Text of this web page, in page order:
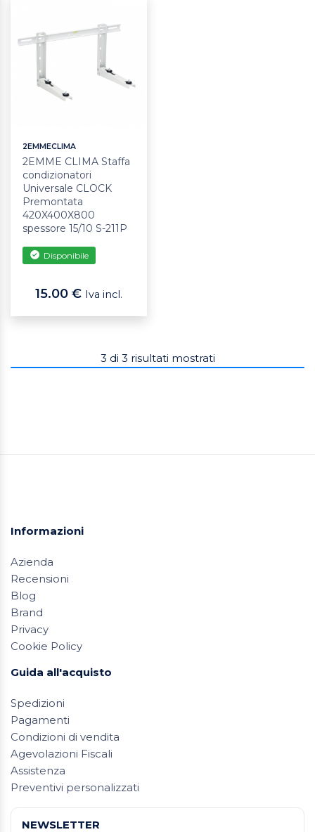
2EMMECLIMA
2EMME CLIMA Staffa
condizionatori
Universale CLOCK
Premontata
420X400X800
spessore 15/10 S-211P
Disponibile
15.00 € Iva incl.
3 di 3 risultati mostrati
Informazioni
Azienda
Recensioni
Blog
Brand
Privacy
Cookie Policy
Guida all'acquisto
Spedizioni
Pagamenti
Condizioni di vendita
Agevolazioni Fiscali
Assistenza
Preventivi personalizzati
NEWSLETTER